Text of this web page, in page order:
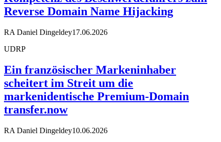
Reverse Domain Name Hijacking
RA Daniel Dingeldey17.06.2026
UDRP
Ein französischer Markeninhaber
scheitert im Streit um die
markenidentische Premium-Domain
transfer.now
RA Daniel Dingeldey10.06.2026